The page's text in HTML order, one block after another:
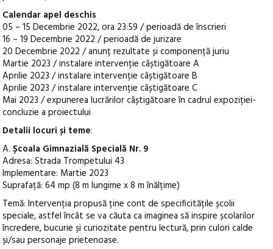
Calendar apel deschis
05 – 15 Decembrie 2022, ora 23:59 / perioadă de înscrieri
16 – 19 Decembrie 2022 / perioadă de jurizare
20 Decembrie 2022 / anunț rezultate și componență juriu
Martie 2023 / instalare intervenție câștigătoare A
Aprilie 2023 / instalare intervenție câștigătoare B
Aprilie 2023 / instalare intervenție câștigătoare C
Mai 2023 / expunerea lucrărilor câștigătoare în cadrul expoziției-
concluzie a proiectului
Detalii locuri și teme:
A.Școala Gimnazială Specială Nr. 9
Adresa: Strada Trompetului 43
Implementare: Martie 2023
Suprafață: 64 mp (8 m lungime x 8 m înălțime)
Temă: Intervenția propusă ține cont de specificitățile școlii
speciale, astfel încât se va căuta ca imaginea să inspire școlarilor
încredere, bucurie și curiozitate pentru lectură, prin culori calde
și/sau personaje prietenoase.